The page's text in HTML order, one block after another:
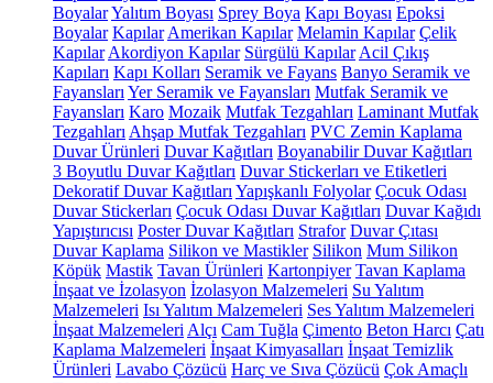
BoyalarYalıtım Boyası Sprey Boya Kapı Boyası Epoksi
Boyalar Kapılar Amerikan Kapılar Melamin Kapılar Çelik
Kapılar Akordiyon Kapılar Sürgülü Kapılar Acil Çıkış
Kapıları Kapı Kolları Seramik ve Fayans Banyo Seramik ve
Fayansları Yer Seramik ve Fayansları Mutfak Seramik ve
Fayansları Karo Mozaik Mutfak Tezgahları Laminant Mutfak
Tezgahları Ahşap Mutfak Tezgahları PVC Zemin Kaplama
Duvar Ürünleri Duvar Kağıtları Boyanabilir Duvar Kağıtları
3 Boyutlu Duvar Kağıtları Duvar Stickerları ve Etiketleri
Dekoratif Duvar Kağıtları Yapışkanlı Folyolar Çocuk Odası
Duvar Stickerları Çocuk Odası Duvar Kağıtları Duvar Kağıdı
Yapıştırıcısı Poster Duvar Kağıtları Strafor Duvar Çıtası
Duvar Kaplama Silikon ve Mastikler Silikon Mum Silikon
Köpük Mastik Tavan Ürünleri Kartonpiyer Tavan Kaplama
İnşaat ve İzolasyon İzolasyon Malzemeleri Su Yalıtım
Malzemeleri Isı Yalıtım Malzemeleri Ses Yalıtım Malzemeleri
İnşaat Malzemeleri Alçı Cam Tuğla Çimento Beton Harcı Çatı
Kaplama Malzemeleri İnşaat Kimyasalları İnşaat Temizlik
Ürünleri Lavabo Çözücü Harç ve Sıva Çözücü Çok Amaçlı